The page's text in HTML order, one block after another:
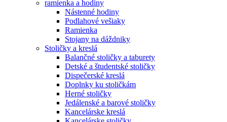
ramienka a hodiny
Nástenné hodiny
Podlahové vešiaky
Ramienka
Stojany na dáždniky
Stoličky a kreslá
Balančné stoličky a taburety
Detské a študentské stoličky
Dispečerské kreslá
Doplnky ku stoličkám
Herné stoličky
Jedálenské a barové stoličky
Kancelárske kreslá